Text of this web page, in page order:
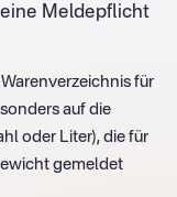
Meldepflicht
für
auf die
oder Liter), die für
gemeldet